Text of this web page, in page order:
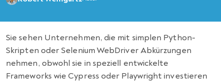
Sie sehen Unternehmen, die mit simplen Python-
Skripten oder Selenium WebDriver Abkürzungen
nehmen, obwohl sie in speziell entwickelte
Frameworks wie Cypress oder Playwright investieren